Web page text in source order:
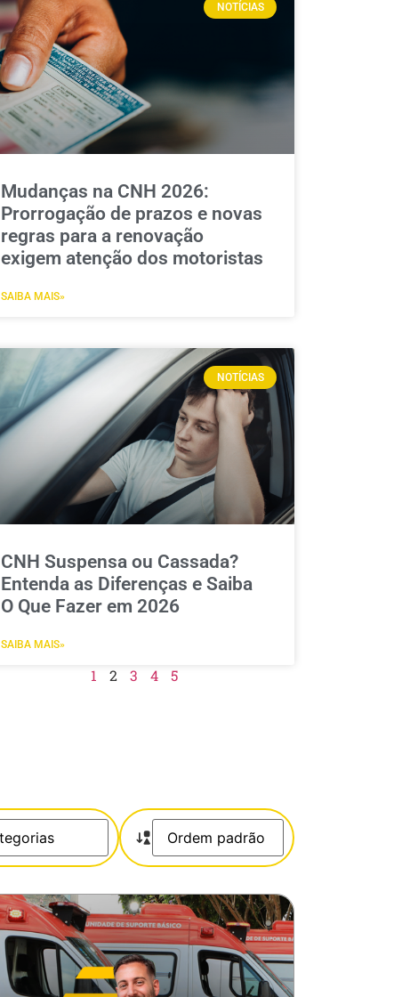
NOTÍCIAS
Mudanças na CNH 2026:
Prorrogação de prazos e novas
regras para a renovação
exigem atenção dos motoristas
SAIBA MAIS»
NOTÍCIAS
CNH Suspensa ou Cassada?
Entenda as Diferenças e Saiba
O Que Fazer em 2026
SAIBA MAIS»
1 2 3 4 5